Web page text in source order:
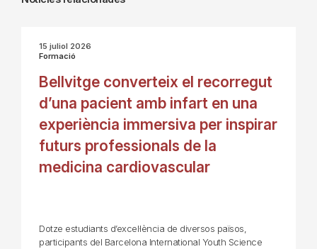
15 juliol 2026
Formació
Bellvitge converteix el recorregut
d’una pacient amb infart en una
experiència immersiva per inspirar
futurs professionals de la
medicina cardiovascular
Dotze estudiants d’excel·lència de diversos països,
participants del Barcelona International Youth Science